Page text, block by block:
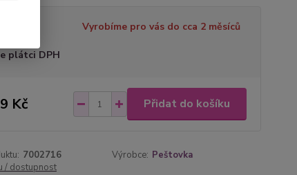
Vyrobíme pro vás do cca 2 měsíců
plátci DPH
Kč Přidat do košíku
7002716 Výrobce: Peštovka
/ dostupnost